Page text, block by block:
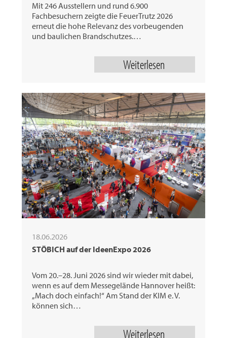
Mit 246 Ausstellern und rund 6.900
Fachbesuchern zeigte die FeuerTrutz 2026
erneut die hohe Relevanz des vorbeugenden
und baulichen Brandschutzes.…
Weiterlesen
18.06.2026
STÖBICH auf der IdeenExpo 2026
Vom 20.–28. Juni 2026 sind wir wieder mit dabei,
wenn es auf dem Messegelände Hannover heißt:
„Mach doch einfach!“ Am Stand der KIM e. V.
können sich…
Weiterlesen